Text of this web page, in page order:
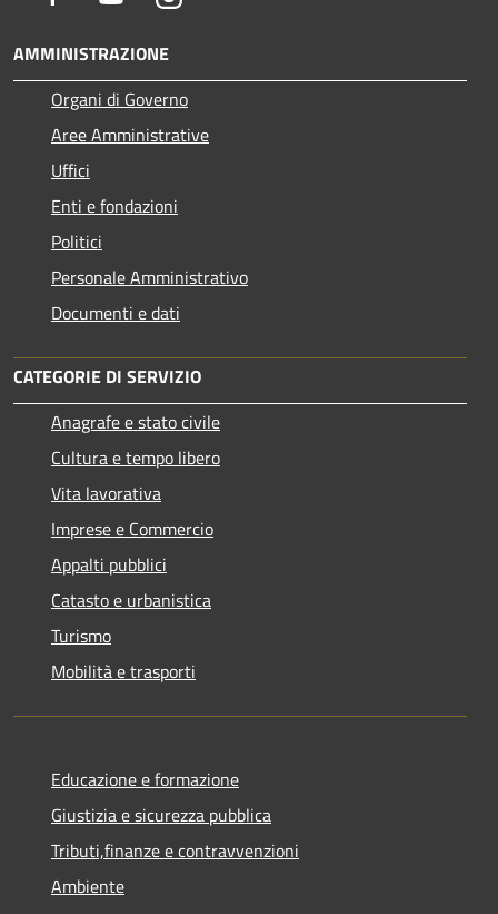
AMMINISTRAZIONE
Organi di Governo
Aree Amministrative
Uffici
Enti e fondazioni
Politici
Personale Amministrativo
Documenti e dati
CATEGORIE DI SERVIZIO
Anagrafe e stato civile
Cultura e tempo libero
Vita lavorativa
Imprese e Commercio
Appalti pubblici
Catasto e urbanistica
Turismo
Mobilità e trasporti
Educazione e formazione
Giustizia e sicurezza pubblica
Tributi,finanze e contravvenzioni
Ambiente